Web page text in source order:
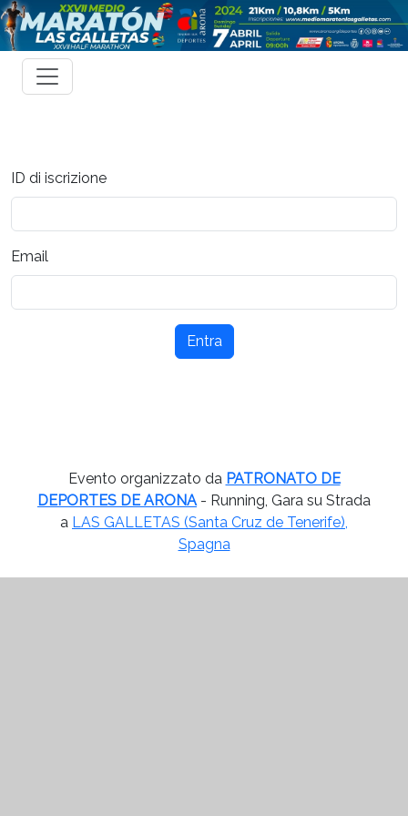
ID di iscrizione
Email
Entra
Evento organizzato da PATRONATO DE
DEPORTES DE ARONA- Running, Gara su Strada
a LAS GALLETAS (Santa Cruz de Tenerife),
Spagna